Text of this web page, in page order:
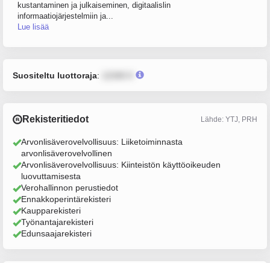
kustantaminen ja julkaiseminen, digitaalislin
informaatiojärjestelmiin ja...
Lue lisää
Suositeltu luottoraja:
Rekisteritiedot Lähde: YTJ, PRH
Arvonlisäverovelvollisuus: Liiketoiminnasta
arvonlisäverovelvollinen
Arvonlisäverovelvollisuus: Kiinteistön käyttöoikeuden
luovuttamisesta
Verohallinnon perustiedot
Ennakkoperintärekisteri
Kaupparekisteri
Työnantajarekisteri
Edunsaajarekisteri